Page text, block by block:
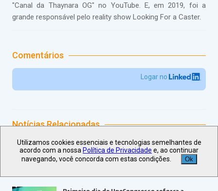
"Canal da Thaynara OG" no YouTube. E, em 2019, foi a
grande responsável pelo reality show Looking For a Caster.
Comentários
Logar no
Notícias Relacionadas
Fórum discute o papel dos homens na
promoção da diversidade nas empresas
Utilizamos cookies essenciais e tecnologias semelhantes de
acordo com a nossa Política de Privacidade e, ao continuar
navegando, você concorda com estas condições.
Ok